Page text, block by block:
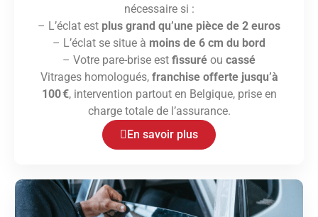
nécessaire si :
– L’éclat est plus grand qu’une pièce de 2 euros
– L’éclat se situe à moins de 6 cm du bord
– Votre pare-brise est fissuré ou cassé
Vitrages homologués, franchise offerte jusqu’à
100 €, intervention partout en Belgique, prise en
charge totale de l’assurance.
En savoir plus